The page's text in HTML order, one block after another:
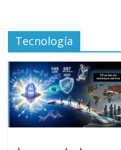
Tecnología